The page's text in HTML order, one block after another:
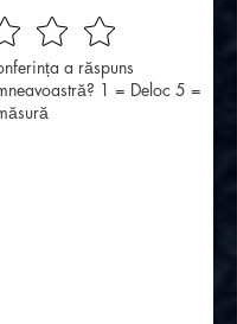
a răspuns
1 = Deloc 5 =